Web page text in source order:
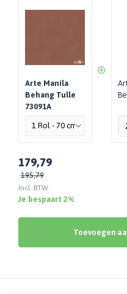
Arte Manila
Behang Tulle
73091A
179,79
195,79
Incl. BTW
Je bespaart 2%
Toevoegen